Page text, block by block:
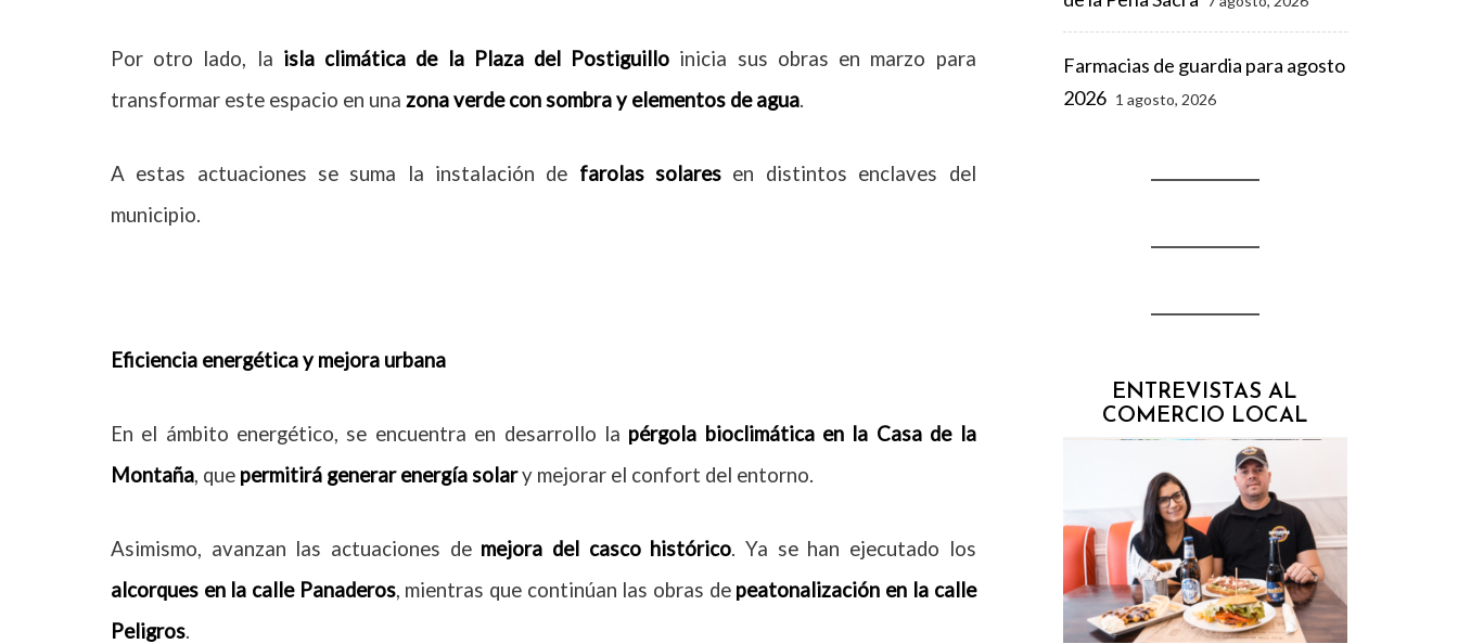
Por otro lado, la isla climática de la Plaza del Postiguillo inicia sus obras en marzo para
transformar este espacio en una zona verde con sombra y elementos de agua.
A estas actuaciones se suma la instalación de farolas solares en distintos enclaves del
municipio.
Eficiencia energética y mejora urbana
En el ámbito energético, se encuentra en desarrollo la pérgola bioclimática en la Casa de la
Montaña, que permitirá generar energía solary mejorar el confort del entorno.
Asimismo, avanzan las actuaciones de mejora del casco histórico. Ya se han ejecutado los
alcorques en la calle Panaderos, mientras que continúan las obras de peatonalización en la calle
Peligros.
Farmacias de guardia para agosto
2026 1 agosto, 2026
ENTREVISTAS AL
COMERCIO LOCAL